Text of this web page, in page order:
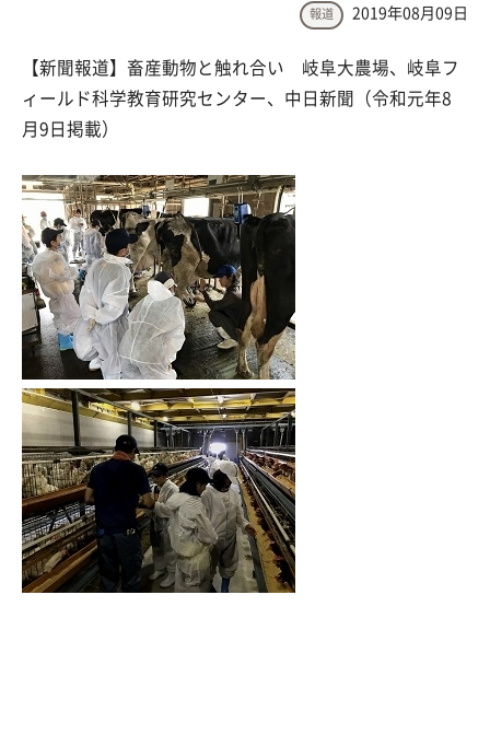
報道 2019年08月09日
【新聞報道】畜産動物と触れ合い 岐阜大農場、岐阜フ
ィールド科学教育研究センター、中日新聞（令和元年8
月9日掲載）